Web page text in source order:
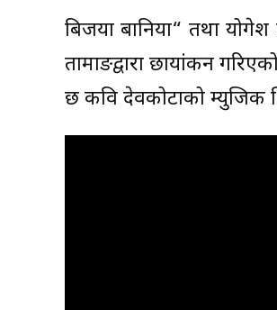
बिजया बानिया“ तथा
तामाङद्वारा छायांकन
छ कवि देवकोटाको म्युजिक